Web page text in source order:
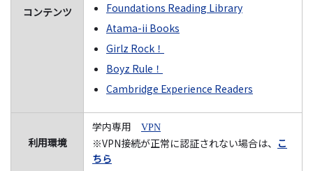
コンテンツ
Foundations Reading Library
Atama-ii Books
Girlz Rock！
Boyz Rule！
Cambridge Experience Readers
利用環境
学内専用 VPN
※VPN接続が正常に認証されない場合は、 こ
ちら